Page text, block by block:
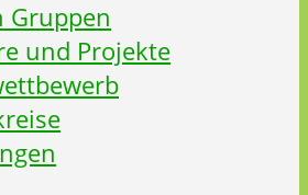
Gruppen
und Projekte